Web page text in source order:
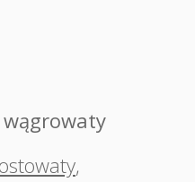
wągrowaty
,